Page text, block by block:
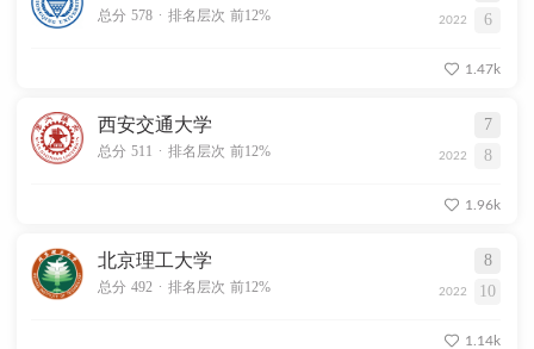
总分 578 . 排名层次 前12% 2022 6
1.47k
西安交通大学 7
总分 511 . 排名层次 前12% 2022 8
1.96k
北京理工大学 8
总分 492 . 排名层次 前12% 2022 10
1.14k